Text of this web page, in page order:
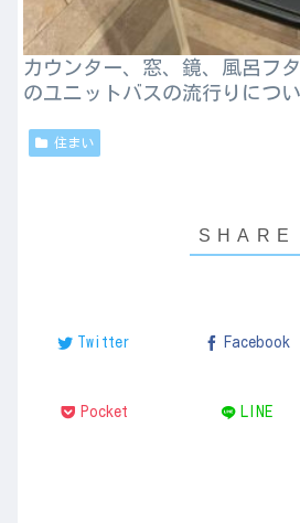
カウンター、窓、鏡、風呂フ
のユニットバスの流行りにつ
住まい
Twitter Facebook
Pocket LINE